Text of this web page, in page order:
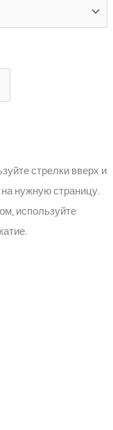
стрелки вверх и
нужную страницу.
используйте